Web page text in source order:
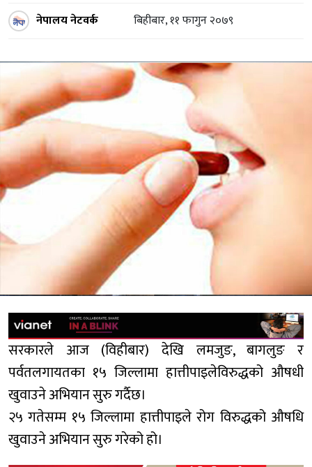
नेपालय नेटवर्क बिहीबार, ११ फागुन २०७९
सरकारले आज (विहीबार) देखि लमजुङ, बागलुङ र
पर्वतलगायतका १५ जिल्लामा हात्तीपाइलेविरुद्धको औषधी
खुवाउने अभियान सुरु गर्दैछ।
२५ गतेसम्म १५ जिल्लामा हात्तीपाइले रोग विरुद्धको औषधि
खुवाउने अभियान सुरु गरेको हो।